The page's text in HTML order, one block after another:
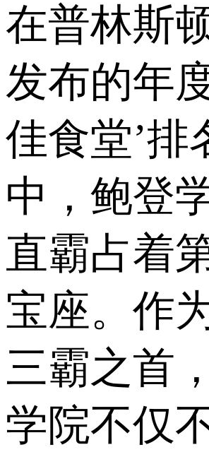
在普林斯
发布的年
佳食堂’排
中，鲍登
直霸占着
宝座。作
三霸之首
学院不仅